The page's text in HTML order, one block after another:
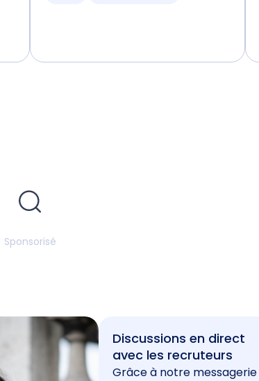
Sponsorisé
Discussions en direct
avec les recruteurs
Grâce à notre messagerie